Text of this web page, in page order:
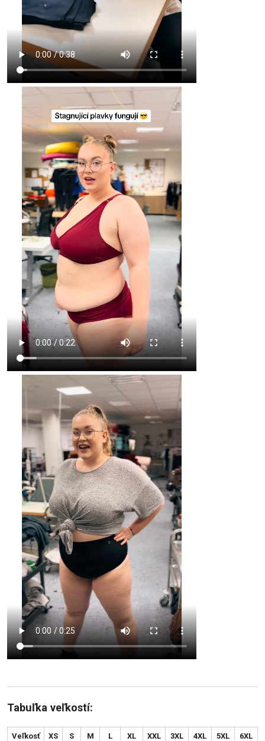
Tabuľka veľkostí:
Veľkosť XS S M L XL XXL 3XL 4XL 5XL 6XL